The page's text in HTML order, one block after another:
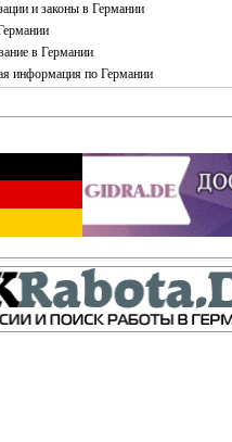
и законы в Германии
в Германии
информация по Германии